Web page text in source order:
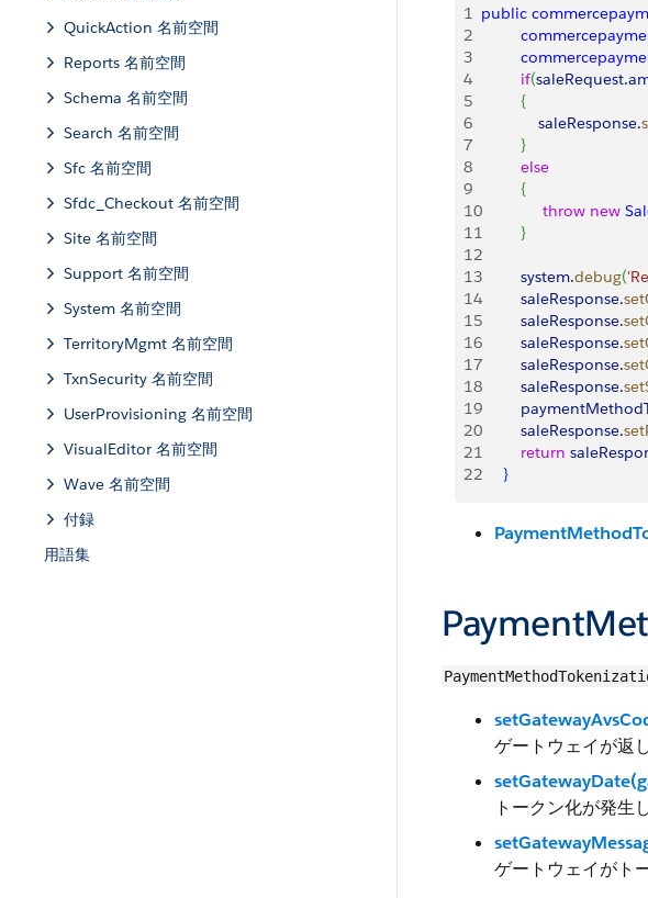
QuickAction 名前空間
Reports 名前空間
Schema 名前空間
Search 名前空間
Sfc 名前空間
Sfdc_Checkout 名前空間
Site 名前空間
Support 名前空間
System 名前空間
TerritoryMgmt 名前空間
TxnSecurity 名前空間
UserProvisioning 名前空間
VisualEditor 名前空間
Wave 名前空間
付録
用語集
1 public
2
3
4
         if
(saleRequest.
5
{
6
             saleResponse
.
7
}
8
         else
9
{
10
              throw
new
11
}
12
13
         system
.debug(
14
         saleResponse
.
15
         saleResponse
.
16
         saleResponse
.
17
         saleResponse
.
18
         saleResponse
.
19
20
         saleResponse
.
21
         return
22
}
ゲートウェイが返
トークン化が発生
ゲートウェイがト